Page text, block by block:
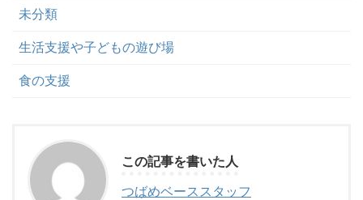
未分類
生活支援や子どもの遊び場
食の支援
この記事を書いた人
つばめベーススタッフ